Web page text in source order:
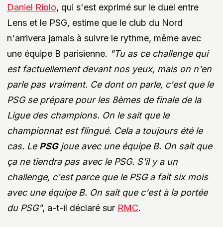
Daniel Riolo, qui s'est exprimé sur le duel entre
Lens et le PSG, estime que le club du Nord
n'arrivera jamais à suivre le rythme, même avec
une équipe B parisienne. "Tu as ce challenge qui
est factuellement devant nos yeux, mais on n'en
parle pas vraiment. Ce dont on parle, c'est que le
PSG se prépare pour les 8èmes de finale de la
Ligue des champions. On le sait que le
championnat est flingué. Cela a toujours été le
cas. Le PSGjoue avec une équipe B. On sait que
ça ne tiendra pas avec le PSG. S'il y a un
challenge, c'est parce que le PSG a fait six mois
avec une équipe B. On sait que c'est à la portée
du PSG", a-t-il déclaré sur RMC.